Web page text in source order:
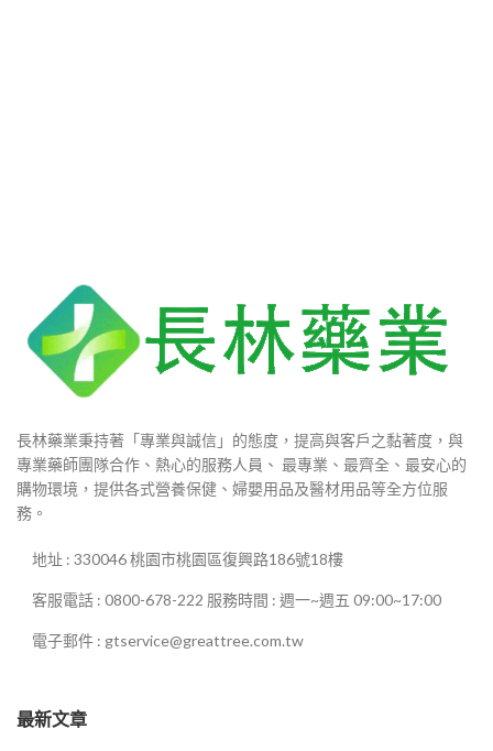
長林藥業秉持著「專業與誠信」的態度，提高與客戶之黏著度，與
專業藥師團隊合作、熱心的服務人員、 最專業、最齊全、最安心的
購物環境，提供各式營養保健、婦嬰用品及醫材用品等全方位服
務。
地址 : 330046 桃園市桃園區復興路186號18樓
客服電話 : 0800-678-222 服務時間 : 週一~週五 09:00~17:00
電子郵件 : gtservice@greattree.com.tw
最新文章